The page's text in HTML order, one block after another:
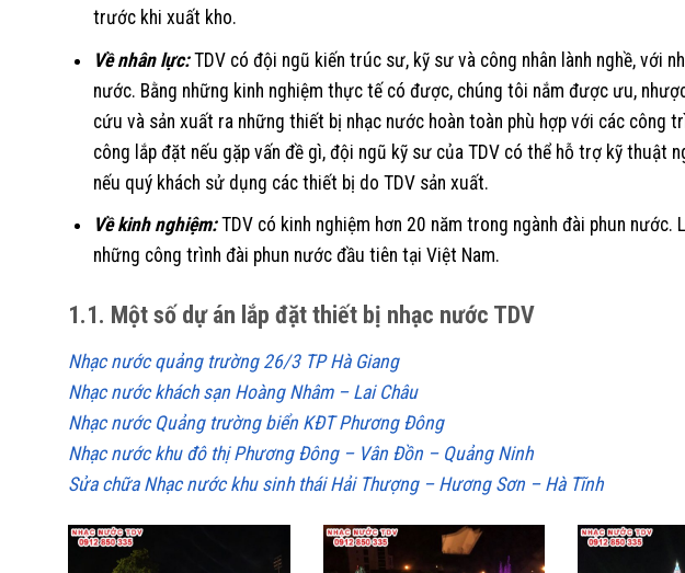
trước khi xuất kho.
Về nhân lực:TDV có đội ngũ kiến trúc sư, kỹ sư và công nhân lành nghề, với
nước. Bằng những kinh nghiệm thực tế có được, chúng tôi nắm được ưu,
cứu và sản xuất ra những thiết bị nhạc nước hoàn toàn phù hợp với các công
công lắp đặt nếu gặp vấn đề gì, đội ngũ kỹ sư của TDV có thể hỗ trợ kỹ thuật
nếu quý khách sử dụng các thiết bị do TDV sản xuất.
Về kinh nghiệm:TDV có kinh nghiệm hơn 20 năm trong ngành đài phun
những công trình đài phun nước đầu tiên tại Việt Nam.
1.1. Một số dự án lắp đặt thiết bị nhạc nước TDV
Nhạc nước quảng trường 26/3 TP Hà Giang
Nhạc nước khách sạn Hoàng Nhâm – Lai Châu
Nhạc nước Quảng trường biển KĐT Phương Đông
Nhạc nước khu đô thị Phương Đông – Vân Đồn – Quảng Ninh
Sửa chữa Nhạc nước khu sinh thái Hải Thượng – Hương Sơn – Hà Tĩnh